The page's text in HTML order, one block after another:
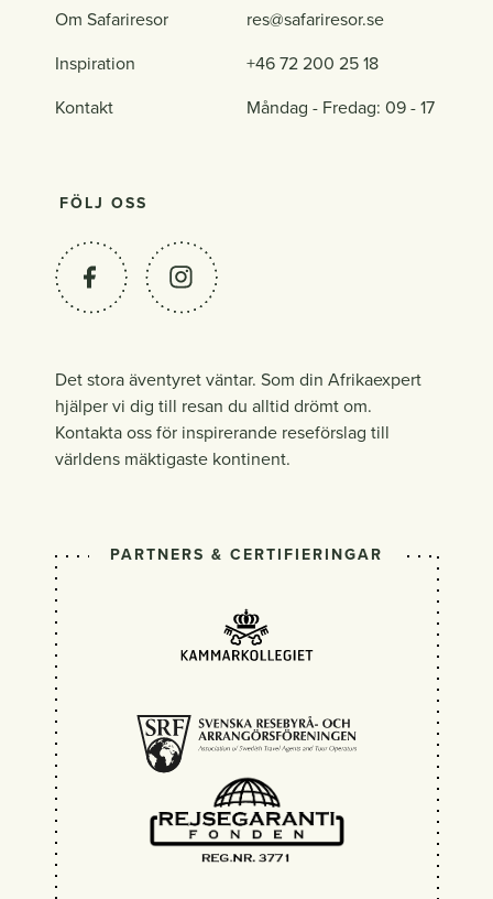
Om Safariresor
Inspiration
Kontakt
res@safariresor.se
+46 72 200 25 18
Måndag - Fredag: 09 - 17
FÖLJ OSS
Det stora äventyret väntar. Som din Afrikaexpert
hjälper vi dig till resan du alltid drömt om.
Kontakta oss för inspirerande reseförslag till
världens mäktigaste kontinent.
PARTNERS & CERTIFIERINGAR